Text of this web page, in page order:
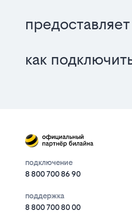
как
подключение
8 800 700 86 90
поддержка
8 800 700 80 00